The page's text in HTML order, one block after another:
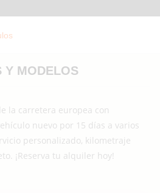
Y MODELOS
la carretera europea con
nuevo por 15 días a varios
personalizado, kilometraje
¡Reserva tu alquiler hoy!